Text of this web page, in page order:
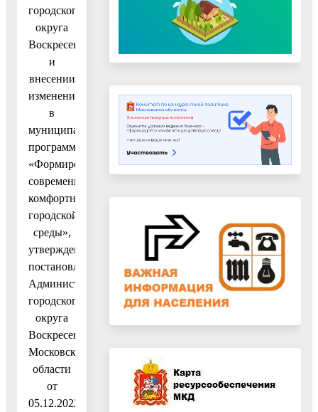
городского
округа
Воскресенск
и
внесении
изменений
в
муниципальную
программу
«Формирование
современной
комфортной
городской
среды»,
утвержденную
постановлением
Администрации
городского
округа
Воскресенск
Московской
области
от
05.12.2022